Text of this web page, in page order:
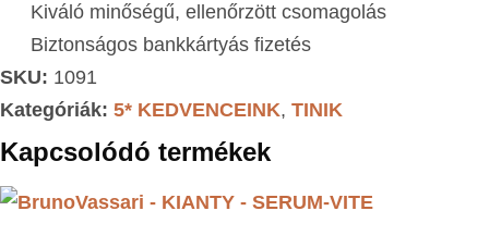
Kiváló minőségű, ellenőrzött csomagolás
Biztonságos bankkártyás fizetés
SKU: 1091
Kategóriák: 5* KEDVENCEINK, TINIK
Kapcsolódó termékek